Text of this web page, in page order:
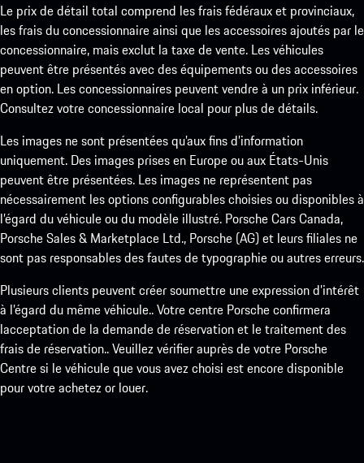
Le prix de détail total comprend les frais fédéraux et provinciaux,
les frais du concessionnaire ainsi que les accessoires ajoutés par le
concessionnaire, mais exclut la taxe de vente. Les véhicules
peuvent être présentés avec des équipements ou des accessoires
en option. Les concessionnaires peuvent vendre à un prix inférieur.
Consultez votre concessionnaire local pour plus de détails.
Les images ne sont présentées qu’aux fins d’information
uniquement. Des images prises en Europe ou aux États-Unis
peuvent être présentées. Les images ne représentent pas
nécessairement les options configurables choisies ou disponibles à
l’égard du véhicule ou du modèle illustré. Porsche Cars Canada,
Porsche Sales & Marketplace Ltd., Porsche (AG) et leurs filiales ne
sont pas responsables des fautes de typographie ou autres erreurs.
Plusieurs clients peuvent créer soumettre une expression d’intérêt
à l’égard du même véhicule.. Votre centre Porsche confirmera
lacceptation de la demande de réservation et le traitement des
frais de réservation.. Veuillez vérifier auprès de votre Porsche
Centre si le véhicule que vous avez choisi est encore disponible
pour votre achetez or louer.